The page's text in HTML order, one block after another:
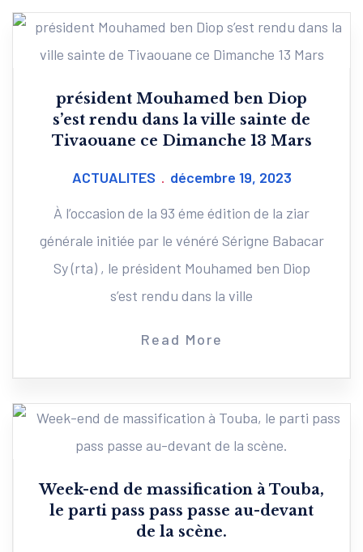
président Mouhamed ben Diop
s’est rendu dans la ville sainte de
Tivaouane ce Dimanche 13 Mars
ACTUALITES
décembre 19, 2023
À l’occasion de la 93 éme édition de la ziar
générale initiée par le vénéré Sérigne Babacar
Sy (rta) , le président Mouhamed ben Diop
s’est rendu dans la ville
Read More
Week-end de massification à Touba,
le parti pass pass passe au-devant
de la scène.